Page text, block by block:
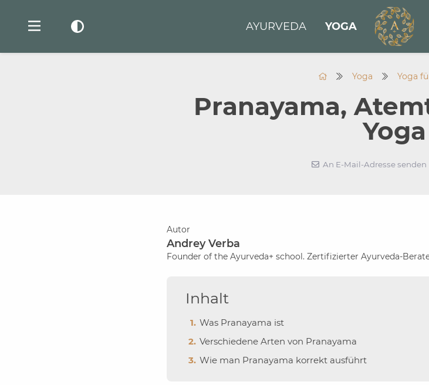
AYURVEDA YOGA
Yoga Yoga
Pranayama,
Yoga
An E-Mail-Adresse senden
Autor
Andrey Verba
Founder of the Ayurveda+ school. Zertifizierter Ayurveda-
Inhalt
Was Pranayama ist
Verschiedene Arten von Pranayama
Wie man Pranayama korrekt ausführt